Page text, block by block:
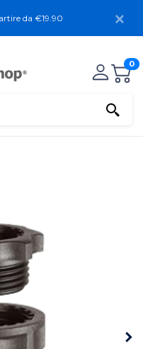
da €19.90
0